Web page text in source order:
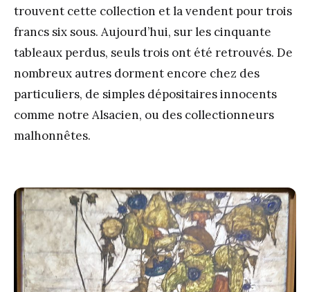
trouvent cette collection et la vendent pour trois
francs six sous. Aujourd’hui, sur les cinquante
tableaux perdus, seuls trois ont été retrouvés. De
nombreux autres dorment encore chez des
particuliers, de simples dépositaires innocents
comme notre Alsacien, ou des collectionneurs
malhonnêtes.